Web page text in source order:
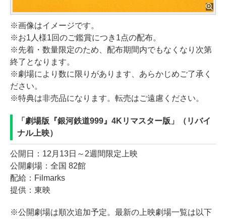
※画像はイメージです。
※お1人様1回のご鑑賞につき1点の配布。
※先着・数量限定のため、配布期間内でもなくなり次第
終了となります。
※劇場により数に限りがあります、あらかじめご了承く
ださい。
※特典は非売品になります。転売はご遠慮ください。
「劇場版『銀河鉄道999』4Kリマスター版」（リバイ
ナル上映）
公開日：12月13日～2週間限定上映
公開劇場：全国 82館
配給：Filmarks
提供：東映
※公開劇場は順次追加予定。最新の上映劇場一覧は以下